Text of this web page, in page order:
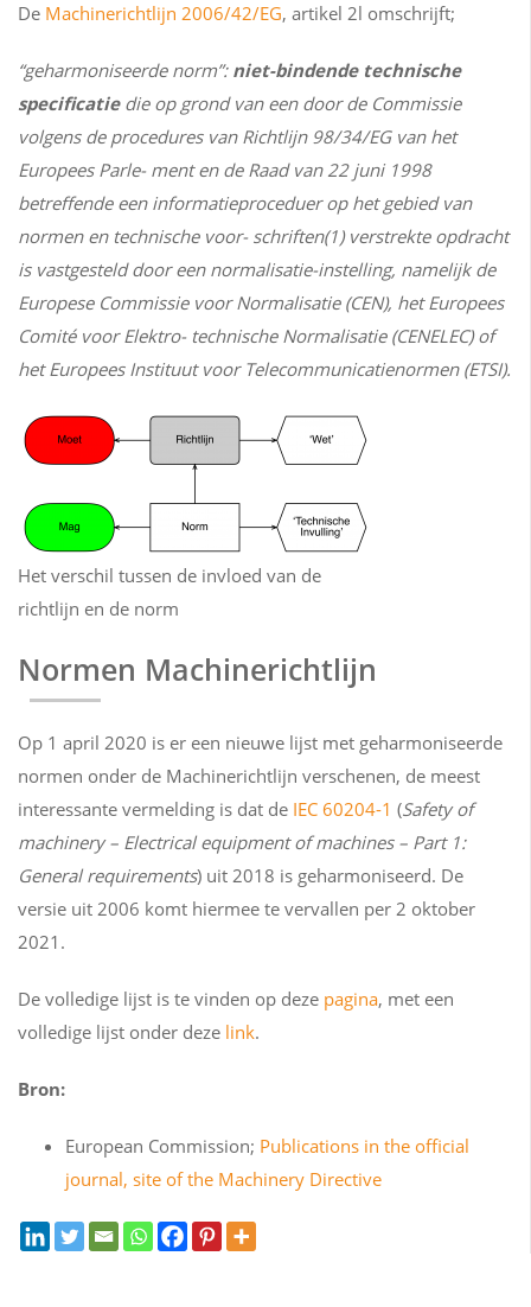
De Machinerichtlijn 2006/42/EG, artikel 2l omschrijft;
“geharmoniseerde norm”: niet-bindende technische
specificatiedie op grond van een door de Commissie
volgens de procedures van Richtlijn 98/34/EG van het
Europees Parle- ment en de Raad van 22 juni 1998
betreffende een informatieproceduer op het gebied van
normen en technische voor- schriften(1) verstrekte opdracht
is vastgesteld door een normalisatie-instelling, namelijk de
Europese Commissie voor Normalisatie (CEN), het Europees
Comité voor Elektro- technische Normalisatie (CENELEC) of
het Europees Instituut voor Telecommunicatienormen (ETSI).
Het verschil tussen de invloed van de
richtlijn en de norm
Normen Machinerichtlijn
Op 1 april 2020 is er een nieuwe lijst met geharmoniseerde
normen onder de Machinerichtlijn verschenen, de meest
interessante vermelding is dat de IEC 60204-1 (Safety of
machinery – Electrical equipment of machines – Part 1:
General requirements) uit 2018 is geharmoniseerd. De
versie uit 2006 komt hiermee te vervallen per 2 oktober
2021.
De volledige lijst is te vinden op deze pagina, met een
volledige lijst onder deze link.
Bron:
European Commission; Publications in the official
journal, site of the Machinery Directive